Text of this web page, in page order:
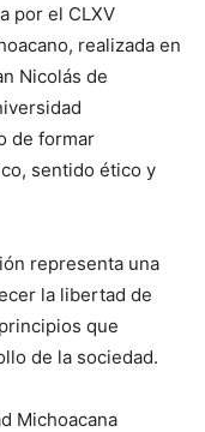
por el CLXV
realizada en
Nicolás de
de formar
sentido ético y
representa una
la libertad de
que
de la sociedad.
Michoacana